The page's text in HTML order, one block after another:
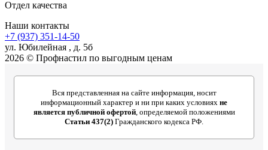
Отдел качества
Наши контакты
+7 (937) 351-14-50
ул. Юбилейная , д. 5б
2026 © Профнастил по выгодным ценам
Вся представленная на сайте информация, носит
информационный характер и ни при каких условиях не
является публичной офертой, определяемой положениями
Статьи 437(2) Гражданского кодекса РФ.